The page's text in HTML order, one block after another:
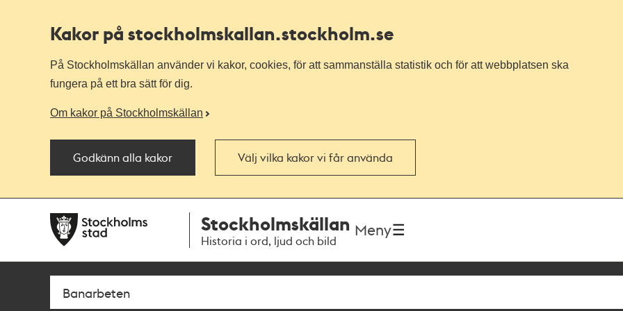
Kakor på stockholmskallan.stockholm.se
På Stockholmskällan använder vi kakor, cookies, för att sammanställa statistik och för att webbplatsen ska
fungera på ett bra sätt för dig.
Om kakor på Stockholmskällan
Godkänn alla kakor Välj vilka kakor vi får använda
navigationen
huvudinnehållet
Stockholmskällan
Historia i ord, ljud och bild
Meny
Sök